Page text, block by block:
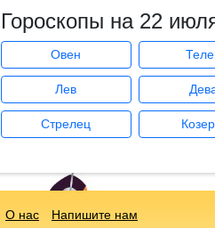
Гороскопы на 22
Овен
Лев
Стрелец
О нас Напишите нам